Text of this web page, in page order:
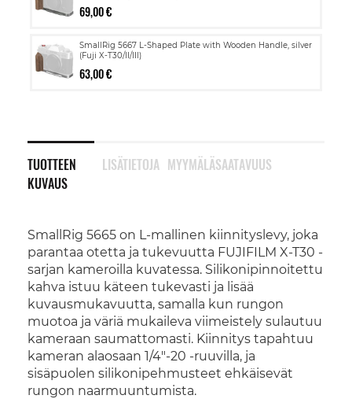
69,00 €
SmallRig 5667 L-Shaped Plate with Wooden Handle, silver
(Fuji X-T30/II/III)
63,00 €
TUOTTEEN
KUVAUS
SmallRig 5665 on L-mallinen kiinnityslevy, joka
parantaa otetta ja tukevuutta FUJIFILM X-T30 -
sarjan kameroilla kuvatessa. Silikonipinnoitettu
kahva istuu käteen tukevasti ja lisää
kuvausmukavuutta, samalla kun rungon
muotoa ja väriä mukaileva viimeistely sulautuu
kameraan saumattomasti. Kiinnitys tapahtuu
kameran alaosaan 1/4"-20 -ruuvilla, ja
sisäpuolen silikonipehmusteet ehkäisevät
rungon naarmuuntumista.
LISÄTIETOJA MYYMÄLÄSAATAVUUS